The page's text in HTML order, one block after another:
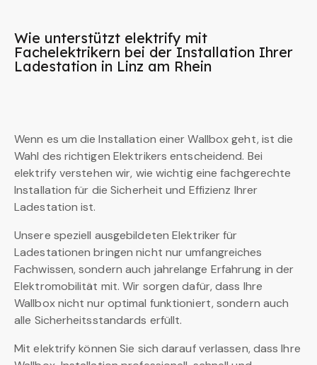
Wie unterstützt elektrify mit
Fachelektrikern bei der Installation Ihrer
Ladestation in Linz am Rhein
Wenn es um die Installation einer Wallbox geht, ist die
Wahl des richtigen Elektrikers entscheidend. Bei
elektrify verstehen wir, wie wichtig eine fachgerechte
Installation für die Sicherheit und Effizienz Ihrer
Ladestation ist.
Unsere speziell ausgebildeten Elektriker für
Ladestationen bringen nicht nur umfangreiches
Fachwissen, sondern auch jahrelange Erfahrung in der
Elektromobilität mit. Wir sorgen dafür, dass Ihre
Wallbox nicht nur optimal funktioniert, sondern auch
alle Sicherheitsstandards erfüllt.
Mit elektrify können Sie sich darauf verlassen, dass Ihre